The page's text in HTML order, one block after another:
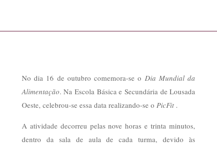
No dia 16 de outubro comemora-se o Dia Mundial da
Alimentação. Na Escola Básica e Secundária de Lousada
Oeste, celebrou-se essa data realizando-se o PicFit.
A atividade decorreu pelas nove horas e trinta minutos,
dentro da sala de aula de cada turma, devido às